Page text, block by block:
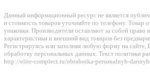
Данный информационный ресурс не является
и стоимость товаров уточняйте по телефону. Товар
упаковки. Производители оставляют за собой право
характеристики и внешний вид товаров без
Регистрируясь или заполняя любую форму на сайте,
обработку персональных данных. Текст политики
http://elite-complect.ru/obrabotka-personalnyh-dannyh